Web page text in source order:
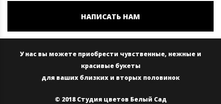
НАПИСАТЬ НАМ
У нас вы можете приобрести чувственные, нежные и
красивые букеты
для ваших близких и вторых половинок
© 2018 Студия цветов Белый Сад